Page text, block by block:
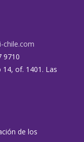
chile.com
9710​
14, of. 1401. Las
de los